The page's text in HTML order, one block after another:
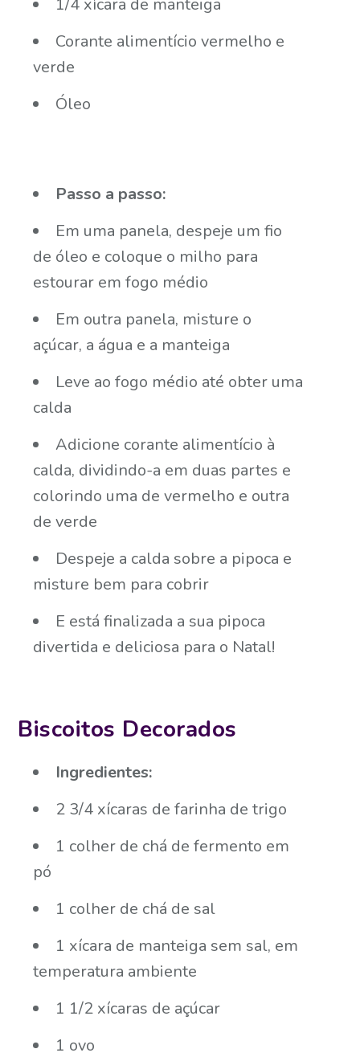
Corante alimentício vermelho e
verde
Óleo
Passo a passo:
Em uma panela, despeje um fio
de óleo e coloque o milho para
estourar em fogo médio
Em outra panela, misture o
açúcar, a água e a manteiga
Leve ao fogo médio até obter uma
calda
Adicione corante alimentício à
calda, dividindo-a em duas partes e
colorindo uma de vermelho e outra
de verde
Despeje a calda sobre a pipoca e
misture bem para cobrir
E está finalizada a sua pipoca
divertida e deliciosa para o Natal!
Biscoitos Decorados
Ingredientes:
2 3/4 xícaras de farinha de trigo
1 colher de chá de fermento em
pó
1 colher de chá de sal
1 xícara de manteiga sem sal, em
temperatura ambiente
1 1/2 xícaras de açúcar
1 ovo